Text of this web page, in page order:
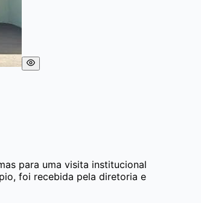
para uma visita institucional
foi recebida pela diretoria e